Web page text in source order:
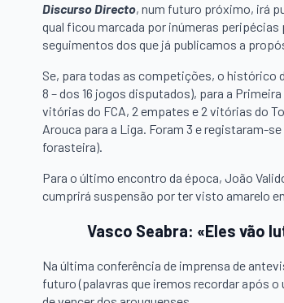
Discurso Directo, num futuro próximo, irá
qual ficou marcada por inúmeras peripécias
seguimentos dos que já publicamos a
Se, para todas as competições, o histórico
8 – dos 16 jogos disputados), para a
vitórias do FCA, 2 empates e 2 vitórias do
Arouca para a Liga. Foram 3 e registaram-
forasteira).
Para o último encontro da época, João
cumprirá suspensão por ter visto amarelo
Vasco Seabra: «Eles vão
Na última conferência de imprensa de
futuro (palavras que iremos recordar após